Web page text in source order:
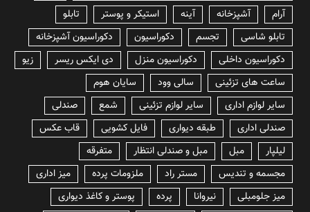
آرام
آشپزخانه آینه استیکر و پوستر
تابلو
تابلو شاسی
تجسم دکوراسیون
دکوراسیون آشپزخانه
دکوراسیون داخلی
دکوراسیون منزل دی ایکس ریسر
زیو
ساعت های تزئینی
سالی وود
سایان هوم
سایر لوازم اداری
سایر لوازم تزئینی شمع
صندلی
صندلی اداری
طبقه دیواری فایل کشویی
قاب عکس
لیلپار
مبل مبل و صندلی انتظار
متفرقه
مجسمه و تندیس
مستر راد ملزومات پرده
میز اداری
میز جلومبلی
نیروانا پرده
پوستر و کاغذ دیواری